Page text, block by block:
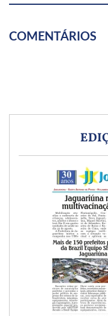
COMENTÁRIOS